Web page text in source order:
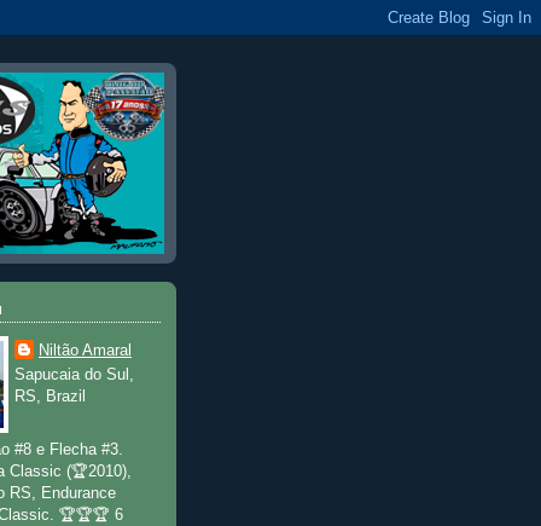
Niltão Amaral
Sapucaia do Sul,
RS, Brazil
#8 e Flecha #3.
Classic (🏆2010),
RS, Endurance
🏆🏆🏆 6